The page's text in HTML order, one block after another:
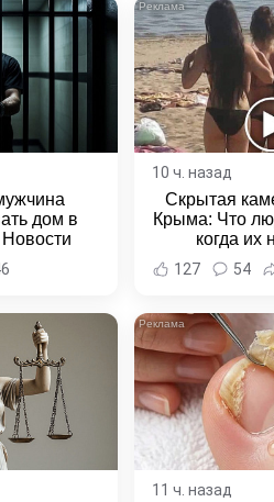
дом в
10 ч. назад
Скрытая
Крыма: Что
когда их
127 54
11 ч. назад